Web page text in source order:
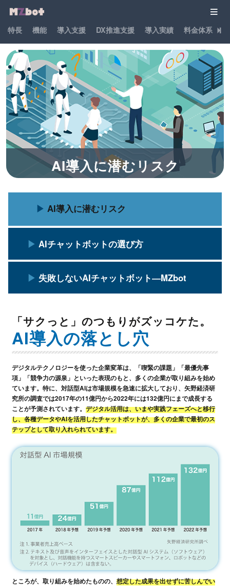
特長 機能 導入支援 DX推進支援 導入実績 料金体系
AI導入に潜むリスク
AI導入に潜むリスク
AIチャットボットの選び方
失敗しないAIチャットボット―MZbot
「サクっと」のつもりがズッコケた。
AI導入の落とし穴
デジタルテクノロジーを使った企業変革は、「喫緊の課題」「最優先事
項」「競争力の源泉」といった表現のもと、多くの企業が取り組みを始め
ています。特に、対話型AIは市場規模を急速に拡大しており、矢野経済研
究所の調査では2017年の11億円から2022年には132億円にまで成長する
ことが予測されています。 デジタル活用は、いまや実践フェーズへと移行
し、各種データやAIを活用したチャットボットが、多くの企業で最初のス
テップとして取り入れられています。
ところが、取り組みを始めたものの、 想定した成果を出せずに苦しんでい